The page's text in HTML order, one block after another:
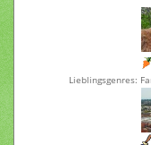
Lieblingsgenres: